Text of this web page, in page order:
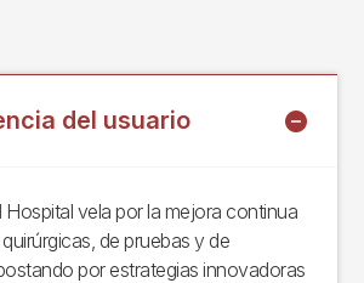
del usuario
Hospital vela por la mejora continua
de pruebas y de
por estrategias innovadoras